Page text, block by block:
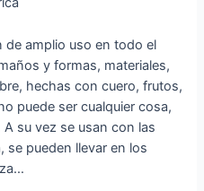
de amplio uso en todo el
y formas, materiales,
hechas con cuero, frutos,
puede ser cualquier cosa,
su vez se usan con las
se pueden llevar en los